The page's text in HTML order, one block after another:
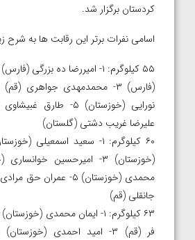
کردستان برگزار شد.
اسامی نفرات برتر این رقابت ها به شرح
نورایی (خوزستان) ۵-
علیرضا غریب دشتی (گلستان)
محمدی (خوزستان) ۵-
جانقلی (قم)